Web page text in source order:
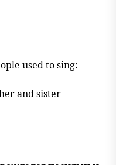
used to sing:
and sister